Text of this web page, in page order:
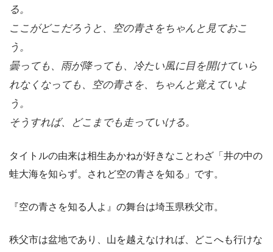
る。
ここがどこだろうと、空の青さをちゃんと見ておこ
う。
曇っても、雨が降っても、冷たい風に目を開けていら
れなくなっても、空の青さを、ちゃんと覚えていよ
う。
そうすれば、どこまでも走っていける。
タイトルの由来は相生あかねが好きなことわざ「井の中の
蛙大海を知らず。されど空の青さを知る」です。
『空の青さを知る人よ』の舞台は埼玉県秩父市。
秩父市は盆地であり、山を越えなければ、どこへも行けな